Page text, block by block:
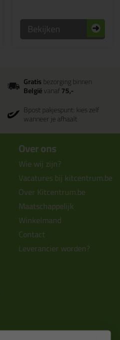
Bekijken
Gratisbezorging binnen
Belgiëvanaf75,-
Bpost pakjespunt: kies zelf
wanneer je afhaalt
Over ons
Wie wij zijn?
Vacatures bij kitcentrum.be
Over Kitcentrum.be
Maatschappelijk
Winkelmand
Contact
Leverancier worden?